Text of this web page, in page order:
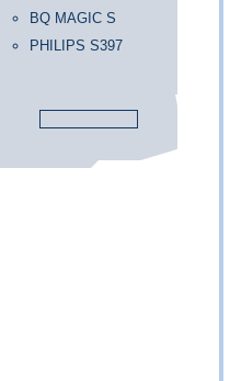
BQ MAGIC S
PHILIPS S397